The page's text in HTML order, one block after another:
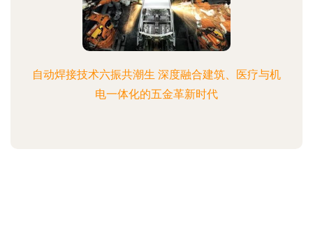
自动焊接技术六振共潮生 深度融合建筑、医疗与机
电一体化的五金革新时代